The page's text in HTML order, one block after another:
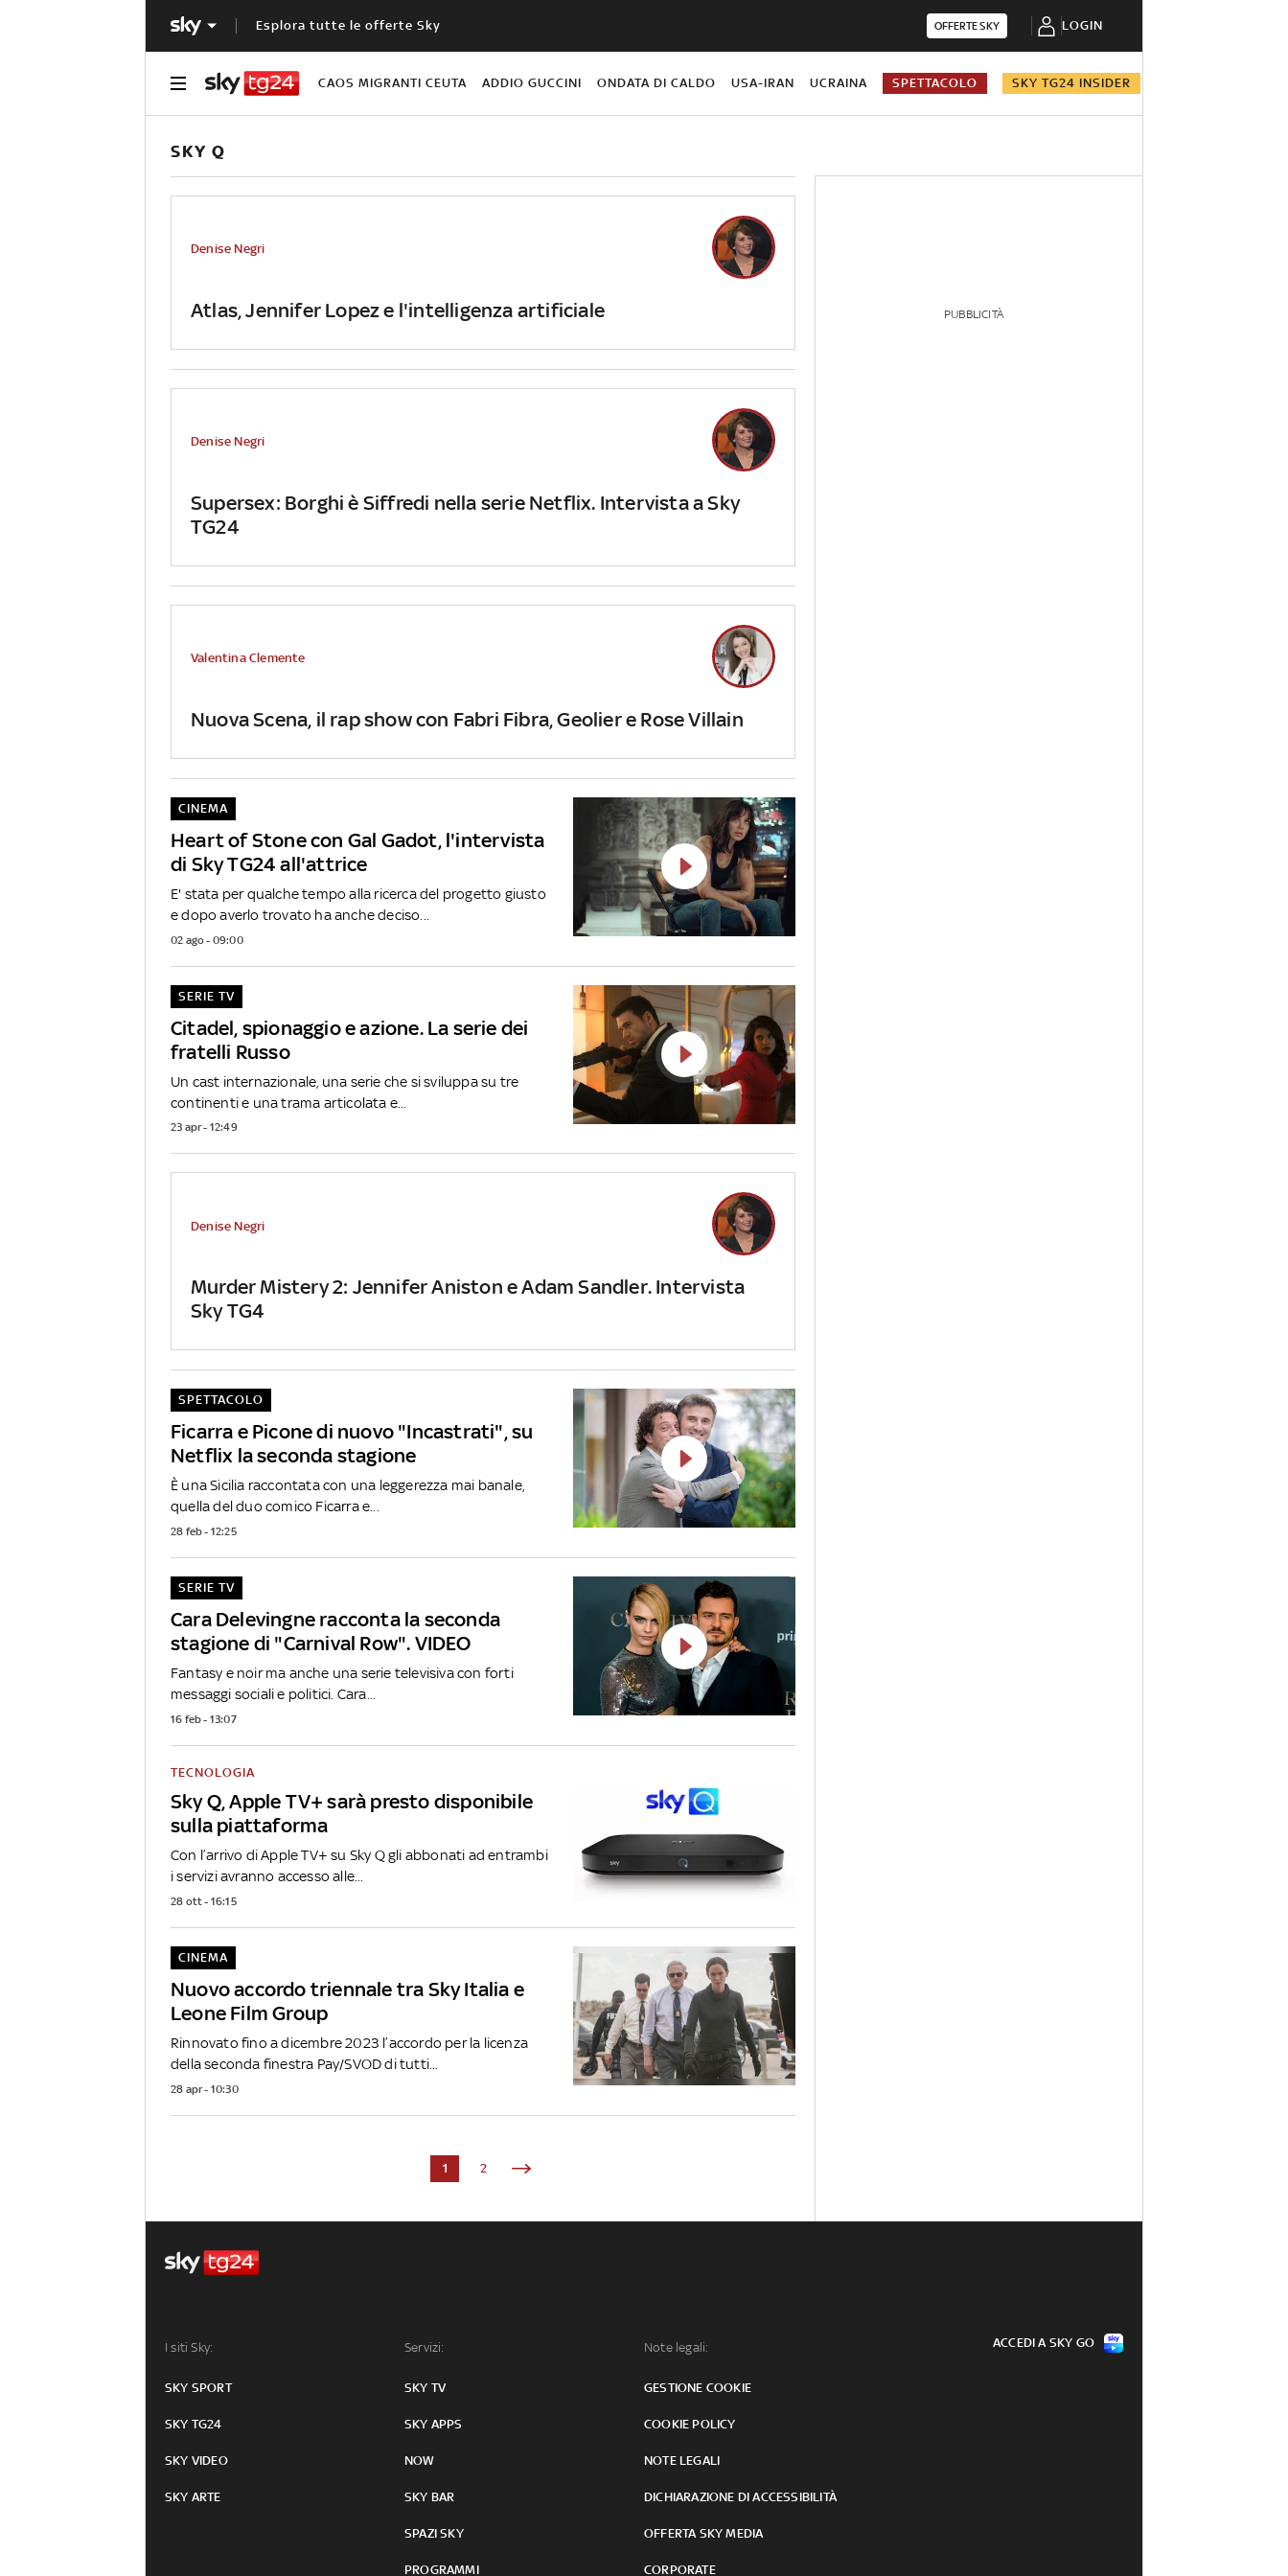
Esplora tutte le offerte Sky OFFERTE SKY LOGIN
CAOS MIGRANTI CEUTA ADDIO GUCCINI ONDATA DI CALDO USA-IRAN UCRAINA SPETTACOLO SKY TG24 INSIDER
SKY Q
Atlas, Jennifer Lopez e l'intelligenza artificiale
Denise Negri
Supersex: Borghi è Siffredi nella serie Netflix. Intervista a Sky
TG24
Denise Negri
Nuova Scena, il rap show con Fabri Fibra, Geolier e Rose Villain
Valentina Clemente
Heart of Stone con Gal Gadot, l'intervista
di Sky TG24 all'attrice
CINEMA
E' stata per qualche tempo alla ricerca del progetto giusto
e dopo averlo trovato ha anche deciso...
02 ago - 09:00
Citadel, spionaggio e azione. La serie dei
fratelli Russo
SERIE TV
Un cast internazionale, una serie che si sviluppa su tre
continenti e una trama articolata e...
23 apr - 12:49
Murder Mistery 2: Jennifer Aniston e Adam Sandler. Intervista
Sky TG4
Denise Negri
Ficarra e Picone di nuovo "Incastrati", su
Netflix la seconda stagione
SPETTACOLO
È una Sicilia raccontata con una leggerezza mai banale,
quella del duo comico Ficarra e...
28 feb - 12:25
Cara Delevingne racconta la seconda
stagione di "Carnival Row". VIDEO
SERIE TV
Fantasy e noir ma anche una serie televisiva con forti
messaggi sociali e politici. Cara...
16 feb - 13:07
Sky Q, Apple TV+ sarà presto disponibile
sulla piattaforma
TECNOLOGIA
Con l’arrivo di Apple TV+ su Sky Q gli abbonati ad entrambi
i servizi avranno accesso alle...
28 ott - 16:15
Nuovo accordo triennale tra Sky Italia e
Leone Film Group
CINEMA
Rinnovato fino a dicembre 2023 l’accordo per la licenza
della seconda finestra Pay/SVOD di tutti...
28 apr - 10:30
1 2
PUBBLICITÀ
I siti Sky:
SKY SPORT
SKY TG24
SKY VIDEO
SKY ARTE
Servizi:
SKY TV
SKY APPS
NOW
SKY BAR
SPAZI SKY
PROGRAMMI
Note legali:
GESTIONE COOKIE
COOKIE POLICY
NOTE LEGALI
DICHIARAZIONE DI ACCESSIBILITÀ
OFFERTA SKY MEDIA
CORPORATE
ACCEDI A SKY GO